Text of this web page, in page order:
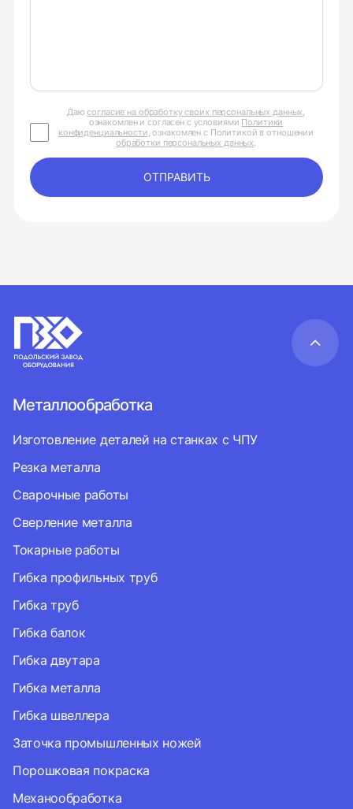
Даюсогласие на обработку своих персональных данных,
ознакомлен и согласен с условиями Политики
конфиденциальности, ознакомлен с Политикой в отношении
обработки персональных данных.
ОТПРАВИТЬ
Металлообработка
Изготовление деталей на станках с ЧПУ
Резка металла
Сварочные работы
Сверление металла
Токарные работы
Гибка профильных труб
Гибка труб
Гибка балок
Гибка двутара
Гибка металла
Гибка швеллера
Заточка промышленных ножей
Порошковая покраска
Механообработка